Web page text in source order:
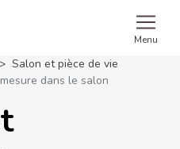
Menu
Salon et pièce de vie
dans le salon